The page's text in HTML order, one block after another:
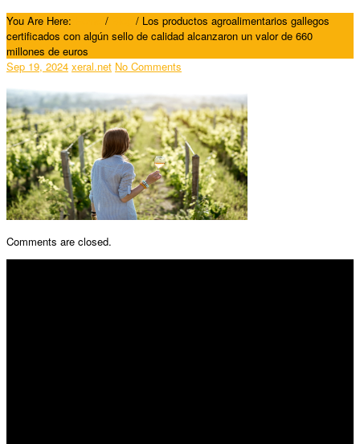
You Are Here: / / Los productos agroalimentarios gallegos
certificados con algún sello de calidad alcanzaron un valor de 660
millones de euros
Sep 19, 2024 xeral.net No Comments
Comments are closed.